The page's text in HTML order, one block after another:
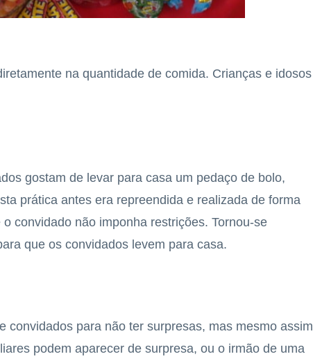
na quantidade de comida. Crianças e idosos
gostam de levar para casa um pedaço de bolo,
prática antes era repreendida e realizada de forma
convidado não imponha restrições. Tornou-se
que os convidados levem para casa.
convidados para não ter surpresas, mas mesmo assim
podem aparecer de surpresa, ou o irmão de uma